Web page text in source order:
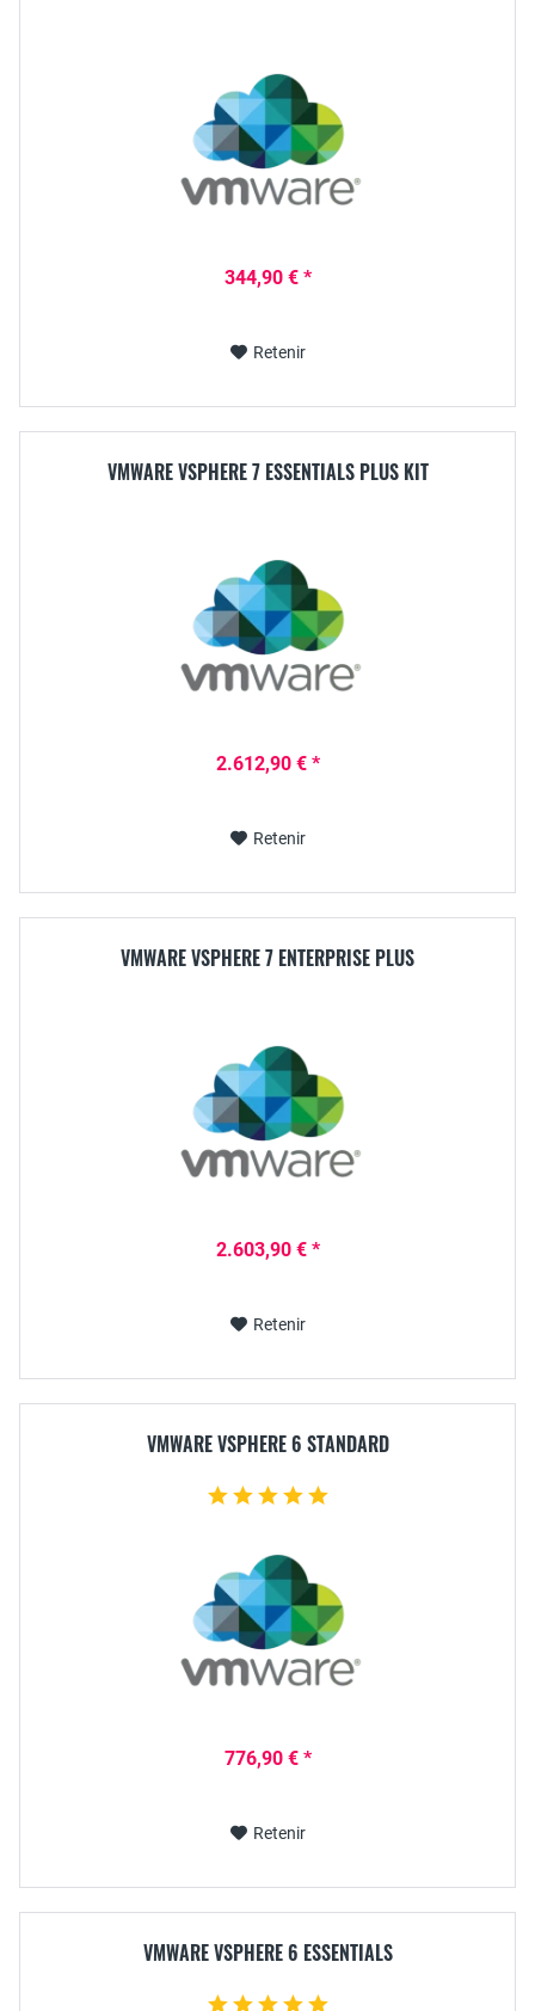
344,90 € *
Retenir
VMWARE VSPHERE 7 ESSENTIALS PLUS KIT
2.612,90 € *
Retenir
VMWARE VSPHERE 7 ENTERPRISE PLUS
2.603,90 € *
Retenir
VMWARE VSPHERE 6 STANDARD
776,90 € *
Retenir
VMWARE VSPHERE 6 ESSENTIALS